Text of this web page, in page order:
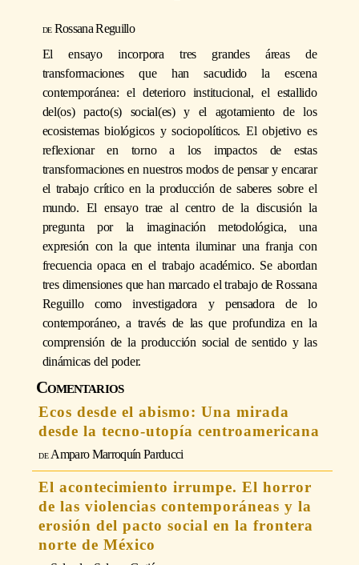
Rossana Reguillo
El ensayo incorpora tres grandes áreas de
transformaciones que han sacudido la escena
contemporánea: el deterioro institucional, el estallido
del(os) pacto(s) social(es) y el agotamiento de los
ecosistemas biológicos y sociopolíticos. El objetivo es
reflexionar en torno a los impactos de estas
transformaciones en nuestros modos de pensar y encarar
el trabajo crítico en la producción de saberes sobre el
mundo. El ensayo trae al centro de la discusión la
pregunta por la imaginación metodológica, una
expresión con la que intenta iluminar una franja con
frecuencia opaca en el trabajo académico. Se abordan
tres dimensiones que han marcado el trabajo de Rossana
Reguillo como investigadora y pensadora de lo
contemporáneo, a través de las que profundiza en la
comprensión de la producción social de sentido y las
dinámicas del poder.
Comentarios
Ecos desde el abismo: Una mirada
desde la tecno-utopía centroamericana
Amparo Marroquín Parducci
El acontecimiento irrumpe. El horror
de las violencias contemporáneas y la
erosión del pacto social en la frontera
norte de México